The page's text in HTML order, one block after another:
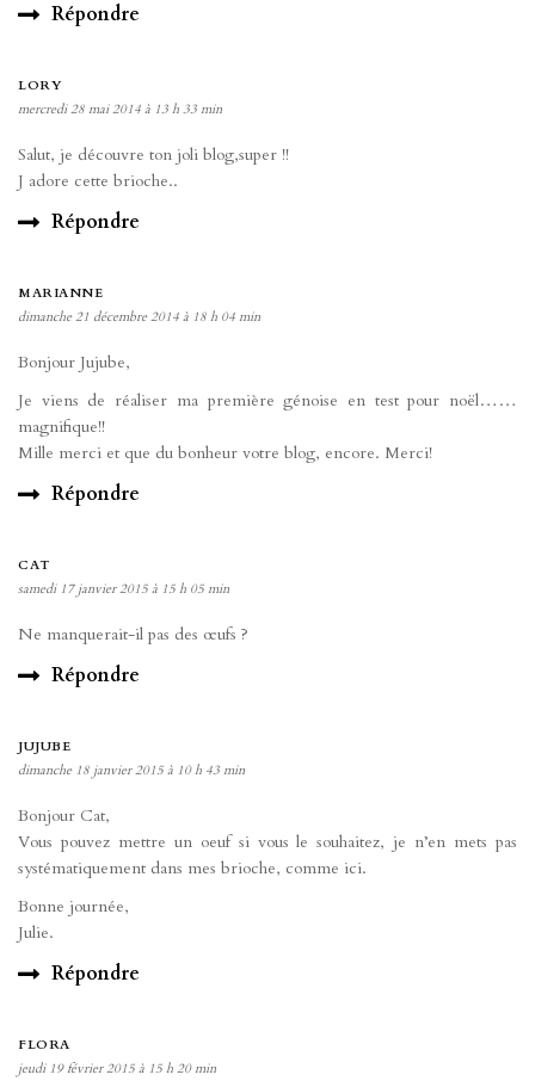
Répondre
LORY
mercredi 28 mai 2014 à 13 h 33 min
Salut, je découvre ton joli blog,super !!
J adore cette brioche..
Répondre
MARIANNE
dimanche 21 décembre 2014 à 18 h 04 min
Bonjour Jujube,
Je viens de réaliser ma première génoise en test pour noël……
magnifique!!
Mille merci et que du bonheur votre blog, encore. Merci!
Répondre
CAT
samedi 17 janvier 2015 à 15 h 05 min
Ne manquerait-il pas des œufs ?
Répondre
JUJUBE
dimanche 18 janvier 2015 à 10 h 43 min
Bonjour Cat,
Vous pouvez mettre un oeuf si vous le souhaitez, je n’en mets pas
systématiquement dans mes brioche, comme ici.
Bonne journée,
Julie.
Répondre
FLORA
jeudi 19 février 2015 à 15 h 20 min